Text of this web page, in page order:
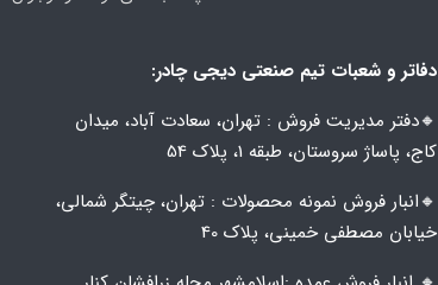
دفاتر و شعبات تیم صنعتی دیجی چادر:
🔸️​​دفتر مدیریت فروش : تهران، سعادت آباد، میدان
کاج، پاساژ سروستان، طبقه 1، پلاک 54
🔸️​​انبار فروش نمونه محصولات : تهران، چیتگر شمالی،
خیابان مصطفی خمینی، پلاک 40